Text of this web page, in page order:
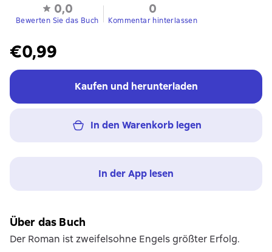
0,0
Bewerten Sie das Buch
0
Kommentar hinterlassen
€0,99
Kaufen und herunterladen
In den Warenkorb legen
In der App lesen
Über das Buch
Der Roman ist zweifelsohne Engels größter Erfolg.